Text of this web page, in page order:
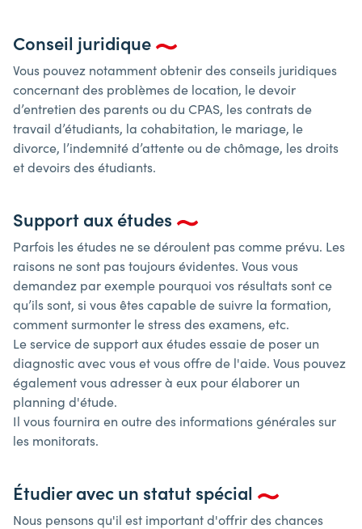
Conseil juridique
Vous pouvez notamment obtenir des conseils juridiques
concernant des problèmes de location, le devoir
d’entretien des parents ou du CPAS, les contrats de
travail d’étudiants, la cohabitation, le mariage, le
divorce, l’indemnité d’attente ou de chômage, les droits
et devoirs des étudiants.
Support aux études
Parfois les études ne se déroulent pas comme prévu. Les
raisons ne sont pas toujours évidentes. Vous vous
demandez par exemple pourquoi vos résultats sont ce
qu’ils sont, si vous êtes capable de suivre la formation,
comment surmonter le stress des examens, etc.
Le service de support aux études essaie de poser un
diagnostic avec vous et vous offre de l'aide. Vous pouvez
également vous adresser à eux pour élaborer un
planning d'étude.
Il vous fournira en outre des informations générales sur
les monitorats.
Étudier avec un statut spécial
Nous pensons qu'il est important d'offrir des chances